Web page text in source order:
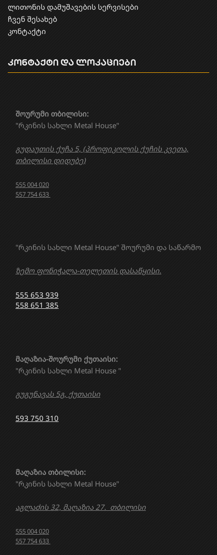
​ლითონის დამუშავების სერვისები
ჩვენ შესახებ
კონტაქტი
"რკინის სახლი Metal House" შოურუმი და საწარმო
ზემო ფონიჭალა-თელეთის დასაწყისი.
555 653 939
558 651 385
მაღაზია თბილისი:
"რკინის სახლი Metal House"
აგლაძის 32, მაღაზია 27. თბილისი
555 004 020
557 754 633
მაღაზია-შოურუმი ქუთაისი:
"რკინის სახლი Metal House "
გუგუნავას 5გ, ქუთაისი
593 750 310
შოურუმი თბილისი:
"რკინის სახლი Metal House"
გუდაუთის ქუჩა 5, (პროფიკოლის ქუჩის კვეთა,
თბილისი დიდუბე)
555 004 020
557 754 633
კონტაქტი და ლოკაციები